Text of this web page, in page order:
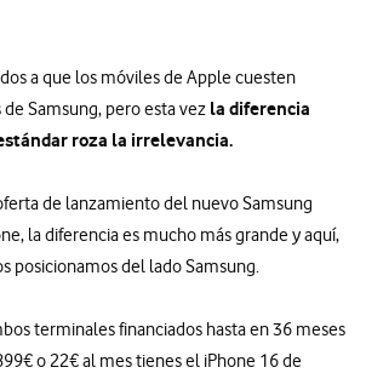
a que los móviles de Apple cuesten
Samsung, pero esta vez la diferencia
roza la irrelevancia.
de lanzamiento del nuevo Samsung
la diferencia es mucho más grande y aquí,
posicionamos del lado Samsung.
terminales financiados hasta en 36 meses
o 22€ al mes tienes el iPhone 16 de